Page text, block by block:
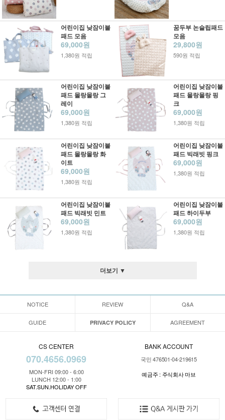
어린이집 낮잠이불
패드 모음
69,000원
1,380원 적립
꿈두부 논슬립패드
모음
29,800원
590원 적립
어린이집 낮잠이불
패드 몰랑몰랑 그
레이
69,000원
1,380원 적립
어린이집 낮잠이불
패드 몰랑몰랑 핑
크
69,000원
1,380원 적립
어린이집 낮잠이불
패드 몰랑몰랑 화
이트
69,000원
1,380원 적립
어린이집 낮잠이불
패드 빅래빗 핑크
69,000원
1,380원 적립
어린이집 낮잠이불
패드 빅래빗 민트
69,000원
1,380원 적립
어린이집 낮잠이불
패드 하이두부
69,000원
1,380원 적립
더보기 ▼
NOTICE REVIEW Q&A
GUIDE PRIVACY POLICY AGREEMENT
CS CENTER
070.4656.0969
MON-FRI 09:00 - 6:00
LUNCH 12:00 - 1:00
SAT.SUN.HOLIDAY OFF
BANK ACCOUNT
국민 476501-04-219615
예금주 : 주식회사 마브